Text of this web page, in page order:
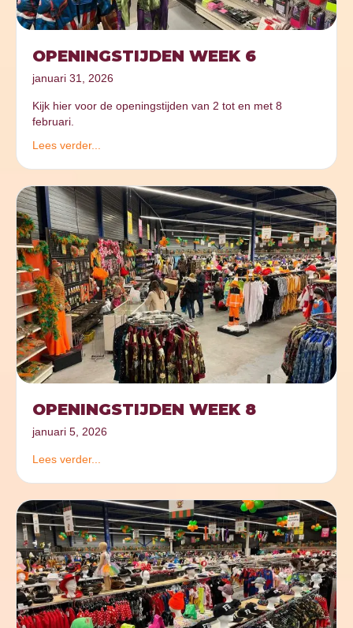
OPENINGSTIJDEN WEEK 6
januari 31, 2026
Kijk hier voor de openingstijden van 2 tot en met 8
februari.
Lees verder...
OPENINGSTIJDEN WEEK 8
januari 5, 2026
Lees verder...